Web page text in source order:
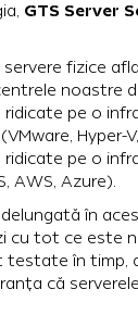
GTS Server
fizice
noastre
ridicate pe o
Hyper-
ridicate pe o
AWS, Azure).
în
cu tot ce este
testate în timp,
că